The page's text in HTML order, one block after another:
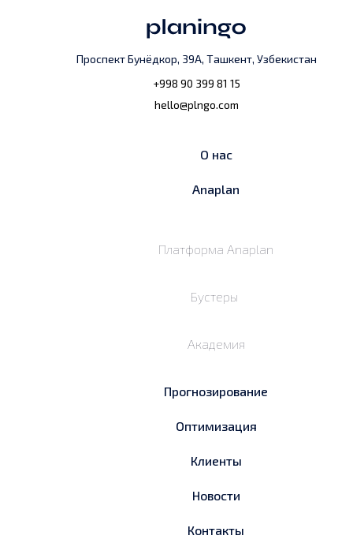
Проспект Бунёдкор, 39А, Ташкент, Узбекистан
+998 90 399 81 15
hello@plngo.com
О нас
Anaplan
Платформа Anaplan
Бустеры
Академия
Прогнозирование
Оптимизация
Клиенты
Новости
Контакты